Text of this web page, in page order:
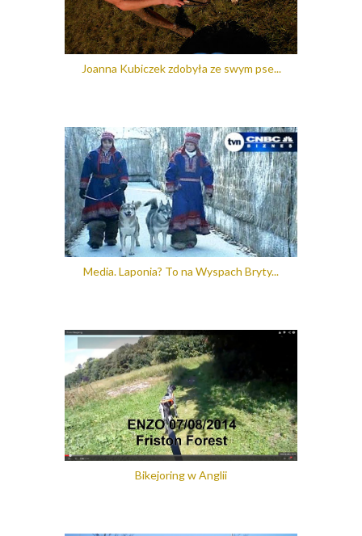
Joanna Kubiczek zdobyła ze swym pse...
Media. Laponia? To na Wyspach Bryty...
Bikejoring w Anglii